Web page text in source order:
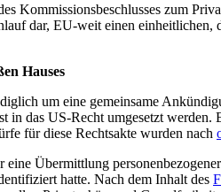
Kommissionsbeschlusses zum
dar, EU-weit einen
Hauses
um eine gemeinsame
das US-Recht umgesetzt
für diese Rechtsakte wurden nach
Übermittlung
hatte. Nach dem Inhalt des